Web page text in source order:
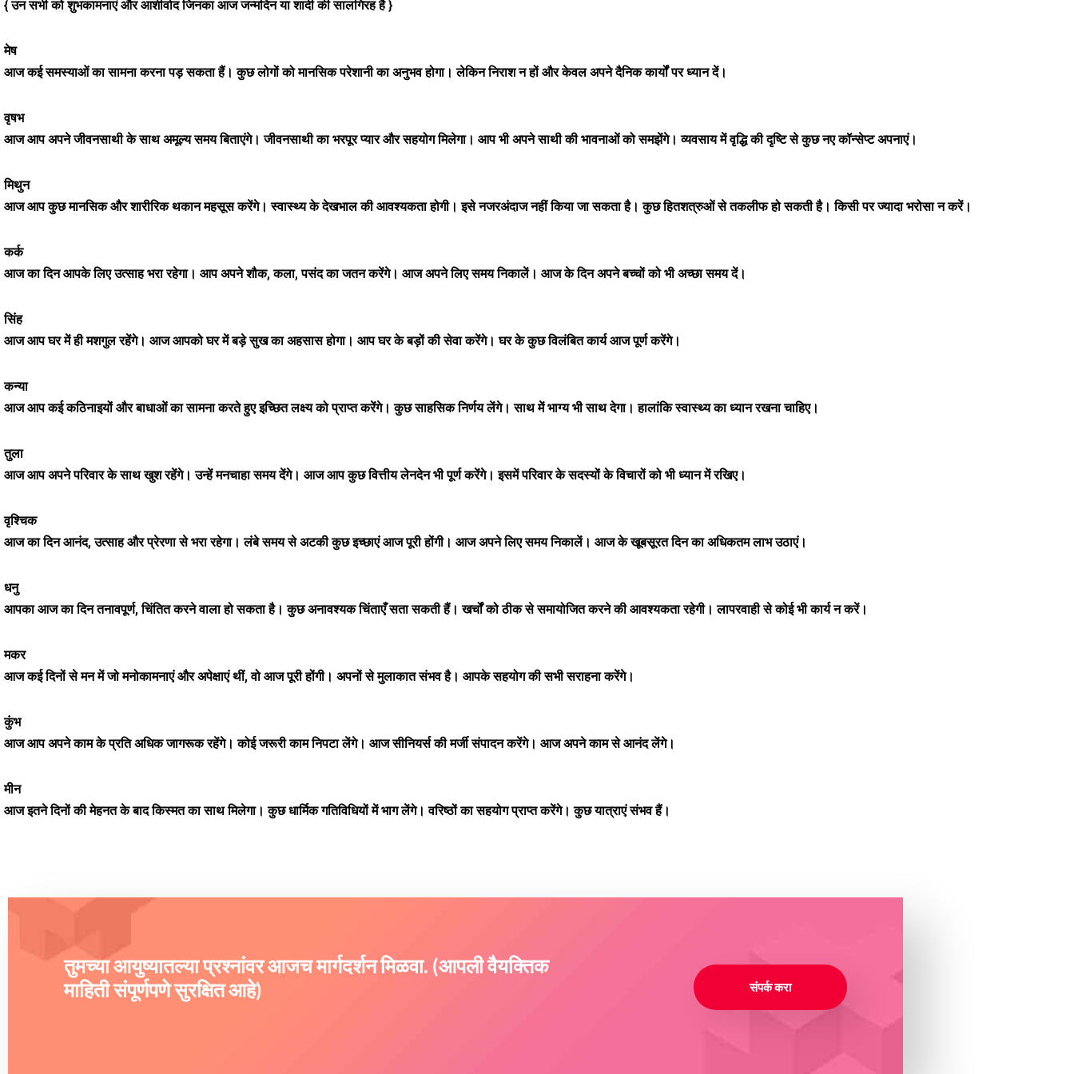
{ उन सभी को शुभकामनाएं और आशीर्वाद जिनका आज जन्मदिन या शादी की सालगिरह है }
मेष
आज कई समस्याओं का सामना करना पड़ सकता हैं। कुछ लोगों को मानसिक परेशानी का अनुभव होगा। लेकिन निराश न हों और केवल अपने दैनिक कार्यों पर ध्यान दें।
वृषभ
आज आप अपने जीवनसाथी के साथ अमूल्य समय बिताएंगे। जीवनसाथी का भरपूर प्यार और सहयोग मिलेगा। आप भी अपने साथी की भावनाओं को समझेंगे। व्यवसाय में वृद्धि की दृष्टि से कुछ नए कॉन्सेप्ट अपनाएं।
मिथुन
आज आप कुछ मानसिक और शारीरिक थकान महसूस करेंगे। स्वास्थ्य के देखभाल की आवश्यकता होगी। इसे नजरअंदाज नहीं किया जा सकता है। कुछ हितशत्रुओं से तकलीफ हो सकती है। किसी पर ज्यादा भरोसा न करें।
कर्क
आज का दिन आपके लिए उत्साह भरा रहेगा। आप अपने शौक, कला, पसंद का जतन करेंगे। आज अपने लिए समय निकालें। आज के दिन अपने बच्चों को भी अच्छा समय दें।
सिंह
आज आप घर में ही मशगुल रहेंगे। आज आपको घर में बड़े सुख का अहसास होगा। आप घर के बड़ों की सेवा करेंगे। घर के कुछ विलंबित कार्य आज पूर्ण करेंगे।
कन्या
आज आप कई कठिनाइयों और बाधाओं का सामना करते हुए इच्छित लक्ष्य को प्राप्त करेंगे। कुछ साहसिक निर्णय लेंगे। साथ में भाग्य भी साथ देगा। हालांकि स्वास्थ्य का ध्यान रखना चाहिए।
तुला
आज आप अपने परिवार के साथ खुश रहेंगे। उन्हें मनचाहा समय देंगे। आज आप कुछ वित्तीय लेनदेन भी पूर्ण करेंगे। इसमें परिवार के सदस्यों के विचारों को भी ध्यान में रखिए।
वृश्चिक
आज का दिन आनंद, उत्साह और प्रेरणा से भरा रहेगा। लंबे समय से अटकी कुछ इच्छाएं आज पूरी होंगी। आज अपने लिए समय निकालें। आज के खूबसूरत दिन का अधिकतम लाभ उठाएं।
धनु
आपका आज का दिन तनावपूर्ण, चिंतित करने वाला हो सकता है। कुछ अनावश्यक चिंताएँ सता सकती हैं। खर्चों को ठीक से समायोजित करने की आवश्यकता रहेगी। लापरवाही से कोई भी कार्य न करें।
मकर
आज कई दिनों से मन में जो मनोकामनाएं और अपेक्षाएं थीं, वो आज पूरी होंगी। अपनों से मुलाकात संभव है। आपके सहयोग की सभी सराहना करेंगे।
कुंभ
आज आप अपने काम के प्रति अधिक जागरूक रहेंगे। कोई जरूरी काम निपटा लेंगे। आज सीनियर्स की मर्जी संपादन करेंगे। आज अपने काम से आनंद लेंगे।
मीन
आज इतने दिनों की मेहनत के बाद किस्मत का साथ मिलेगा। कुछ धार्मिक गतिविधियों में भाग लेंगे। वरिष्ठों का सहयोग प्राप्त करेंगे। कुछ यात्राएं संभव हैं।
तुमच्या आयुष्यातल्या प्रश्नांवर आजच मार्गदर्शन मिळवा. (आपली वैयक्तिक
माहिती संपूर्णपणे सुरक्षित आहे)
संपर्क करा